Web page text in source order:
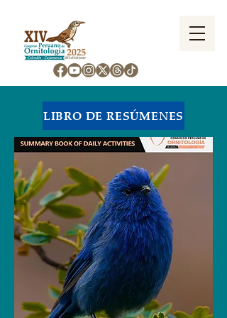
LIBRO DE RESÚMENES